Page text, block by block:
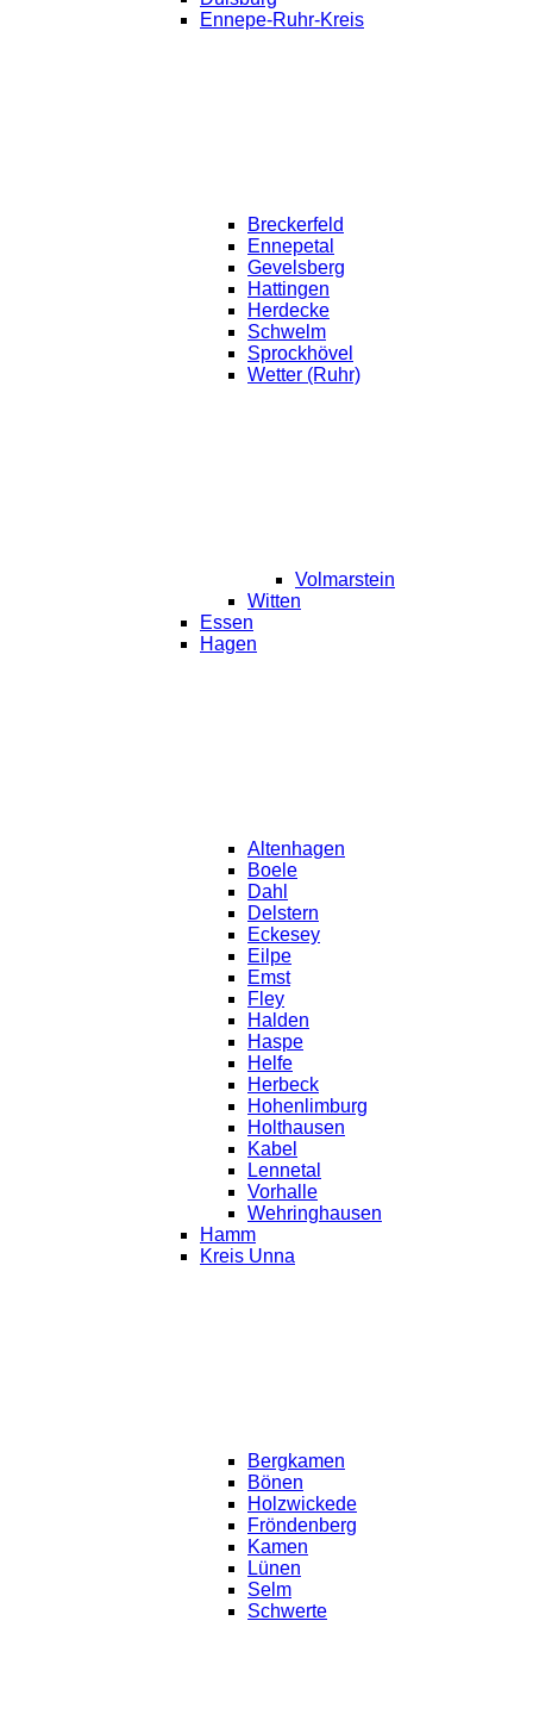
Ennepe-Ruhr-Kreis
Breckerfeld
Ennepetal
Gevelsberg
Hattingen
Herdecke
Schwelm
Sprockhövel
Wetter (Ruhr)
Volmarstein
Witten
Essen
Hagen
Altenhagen
Boele
Dahl
Delstern
Eckesey
Eilpe
Emst
Fley
Halden
Haspe
Helfe
Herbeck
Hohenlimburg
Holthausen
Kabel
Lennetal
Vorhalle
Wehringhausen
Hamm
Kreis Unna
Bergkamen
Bönen
Holzwickede
Fröndenberg
Kamen
Lünen
Selm
Schwerte